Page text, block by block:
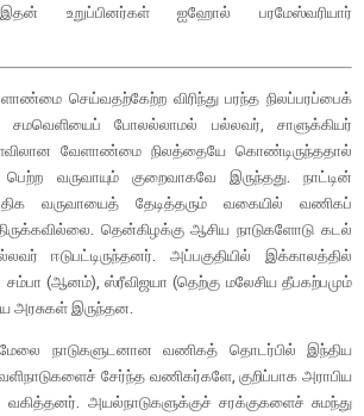
உறுப்பினர்கள் ஐஹோல் பரமேஸ்வரியார்
செய்வதற்கேற்ற விரிந்து பரந்த நிலப்பரப்பைக்
போலல்லாமல் பல்லவர், சாளுக்கியர்
வேளாண்மை நிலத்தையே கொண்டிருந்ததால்
வருவாயும் குறைவாகவே இருந்தது. நாட்டின்
வருவாயைத் தேடித்தரும் வகையில் வணிகப்
தென்கிழக்கு ஆசிய நாடுகளோடு கடல்
ஈடுபட்டிருந்தனர். அப்பகுதியில் இக்காலத்தில்
(ஆனம்), ஸ்ரீவிஜயா (தெற்கு மலேசிய தீபகற்பமும்
அரசுகள் இருந்தன.
நாடுகளுடனான வணிகத் தொடர்பில் இந்திய
சேர்ந்த வணிகர்களே, குறிப்பாக அராபிய
அயல்நாடுகளுக்குச் சரக்குகளைச் சுமந்து